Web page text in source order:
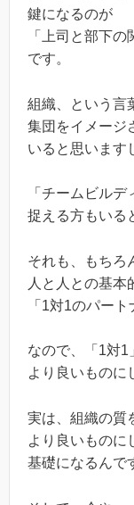
鍵になるのが
「上司と部下の
です。
組織、という言
集団をイメージ
いると思います
「チームビル
捉える方もいる
それも、もちろ
人と人との基本
「1対1のパート
なので、「1対1
より良いものに
実は、組織の質
より良いものに
基礎になるんで